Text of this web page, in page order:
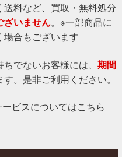
料など、買取・無料処分
ざいません。※一部商品に
合もございます
でないお客様には、 期間
。是非ご利用ください。
ビスについてはこちら